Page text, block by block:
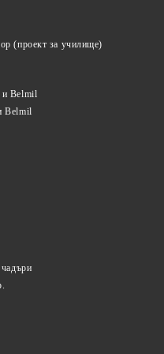
(проект за училище)
и Belmil
Belmil